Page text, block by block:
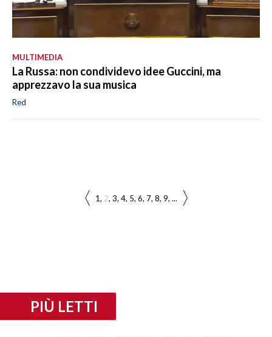
MULTIMEDIA
La Russa: non condividevo idee Guccini, ma
apprezzavo la sua musica
Red
1 2 3 4 5 6 7 8 9 ...
PIÙ LETTI